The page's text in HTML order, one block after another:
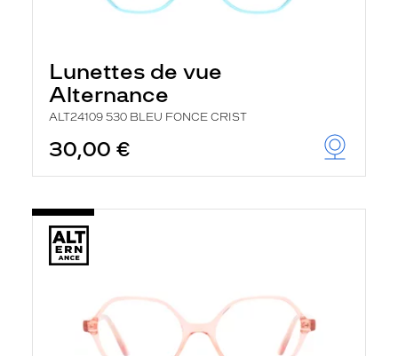
Lunettes de vue
Alternance
ALT24109 530 BLEU FONCE CRIST
30,00 €